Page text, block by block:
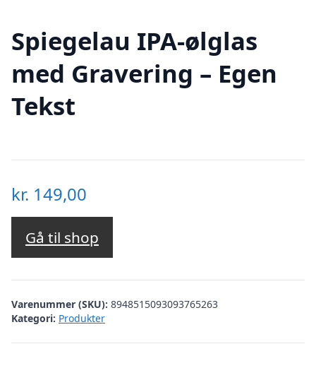
Spiegelau IPA-ølglas
med Gravering – Egen
Tekst
kr. 149,00
Gå til shop
Varenummer (SKU): 8948515093093765263
Kategori: Produkter